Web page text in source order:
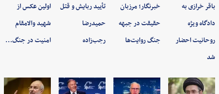
باقر خرازی به
دادگاه ویژه
روحانیت احضار
شد
خبرنگار؛ مرزبان
حقیقت در جبهه
جنگ روایت‌ها
تأیید ربایش و قتل
حمیدرضا
رجب‌زاده
اولین عکس از
شهید والامقام
امنیت در جنگ…